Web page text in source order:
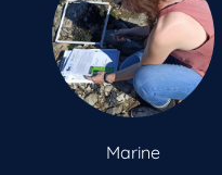
Marine